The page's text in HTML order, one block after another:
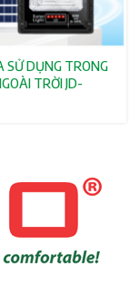
SỬ DỤNG TRONG
TRỜI JD-